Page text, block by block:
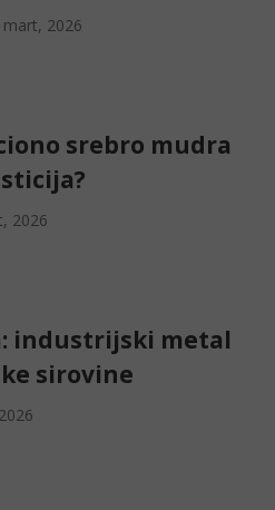
mart, 2026
srebro mudra
2026
industrijski metal
sirovine